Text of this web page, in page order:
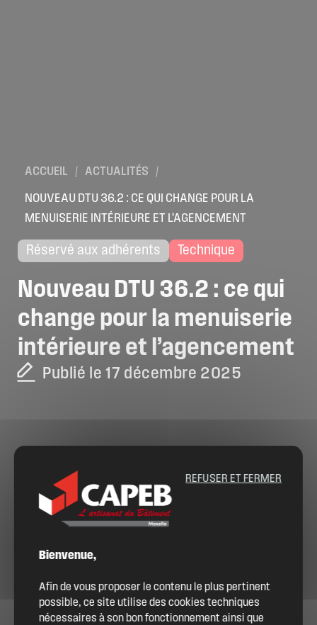
ACCUEIL / ACTUALITÉS
/
NOUVEAU DTU 36.2 : CE QUI CHANGE POUR LA
MENUISERIE INTÉRIEURE ET L’AGENCEMENT
Réservé aux adhérents Technique
Nouveau DTU 36.2 : ce qui
change pourla menuiserie
intérieure et l’agencement
Publié le 17 décembre 2025
Bienvenue,
Afin de vous proposer le contenu le plus pertinent
possible, ce site utilise des cookies techniques
nécessaires à son bon fonctionnement ainsi que
REFUSER ET FERMER